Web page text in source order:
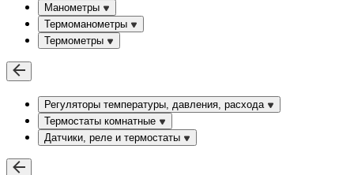
Манометры
Термоманометры
Термометры
Регуляторы температуры, давления, расхода
Термостаты комнатные
Датчики, реле и термостаты